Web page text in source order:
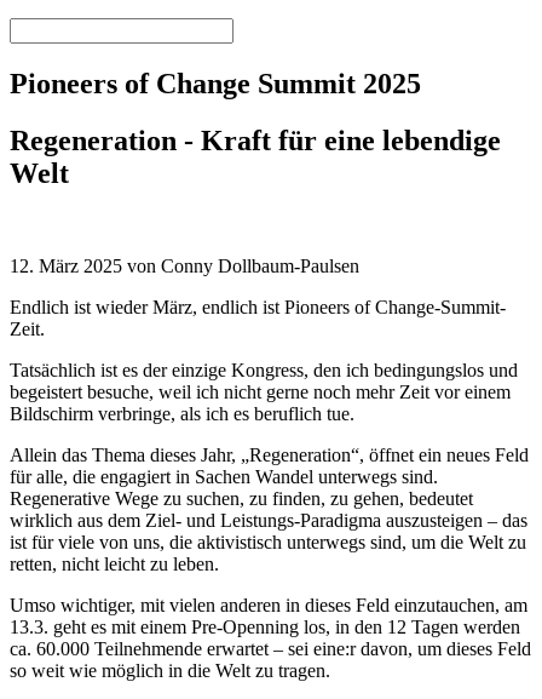
Pioneers of Change Summit 2025
Regeneration - Kraft für eine lebendige
Welt
12. März 2025 von Conny Dollbaum-Paulsen
Endlich ist wieder März, endlich ist Pioneers of Change-Summit-
Zeit.
Tatsächlich ist es der einzige Kongress, den ich bedingungslos und
begeistert besuche, weil ich nicht gerne noch mehr Zeit vor einem
Bildschirm verbringe, als ich es beruflich tue.
Allein das Thema dieses Jahr, „Regeneration“, öffnet ein neues Feld
für alle, die engagiert in Sachen Wandel unterwegs sind.
Regenerative Wege zu suchen, zu finden, zu gehen, bedeutet
wirklich aus dem Ziel- und Leistungs-Paradigma auszusteigen – das
ist für viele von uns, die aktivistisch unterwegs sind, um die Welt zu
retten, nicht leicht zu leben.
Umso wichtiger, mit vielen anderen in dieses Feld einzutauchen, am
13.3. geht es mit einem Pre-Openning los, in den 12 Tagen werden
ca. 60.000 Teilnehmende erwartet – sei eine:r davon, um dieses Feld
so weit wie möglich in die Welt zu tragen.